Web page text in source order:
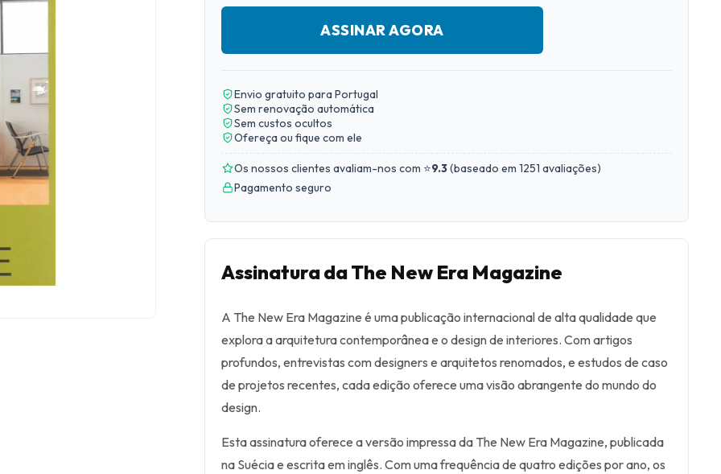
ASSINAR AGORA
Envio gratuito para Portugal
Sem renovação automática
Sem custos ocultos
Ofereça ou fique com ele
Os nossos clientes avaliam-nos com ⭐9.3(baseado em 1251 avaliações)
Pagamento seguro
Assinatura da The New Era Magazine
A The New Era Magazine é uma publicação internacional de alta qualidade que
explora a arquitetura contemporânea e o design de interiores. Com artigos
profundos, entrevistas com designers e arquitetos renomados, e estudos de caso
de projetos recentes, cada edição oferece uma visão abrangente do mundo do
design.
Esta assinatura oferece a versão impressa da The New Era Magazine, publicada
na Suécia e escrita em inglês. Com uma frequência de quatro edições por ano, os